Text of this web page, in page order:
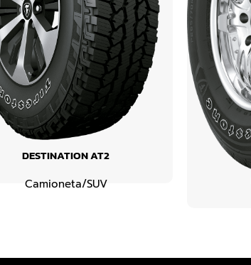
DESTINATION AT2
Camioneta/SUV